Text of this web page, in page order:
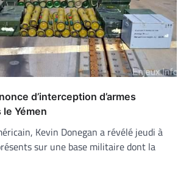
d’interception d’armes
Yémen
Kevin Donegan a révélé jeudi à
sur une base militaire dont la